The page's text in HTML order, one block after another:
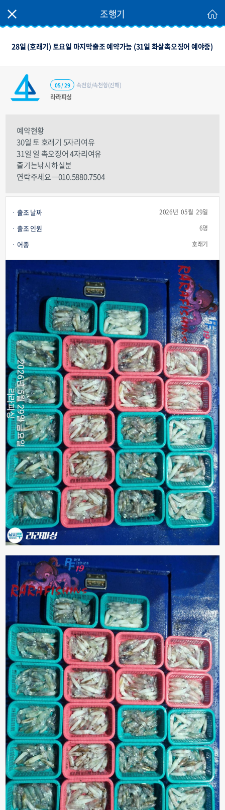
조행기
28일 (호래기) 토요일 마지막출조 예약가능 (31일 화살촉오징어 예야중)
라라피싱
속천항/속천항(진해)
05 / 29
예약현황
30일 토 호래기 5자리여유
31일 일 촉오징어 4자리여유
즐기는낚시하실분
연락주세요ㅡ010.5880.7504
출조 날짜 2026년 05월 29일
출조 인원 6명
어종 호래기